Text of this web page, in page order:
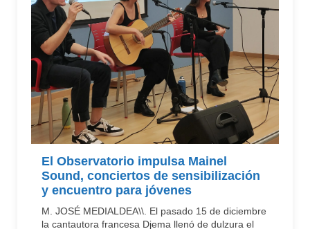
El Observatorio impulsa Mainel
Sound, conciertos de sensibilización
y encuentro para jóvenes
M. JOSÉ MEDIALDEA\\. El pasado 15 de diciembre
la cantautora francesa Djema llenó de dulzura el